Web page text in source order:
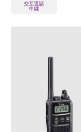
交互通話
中継